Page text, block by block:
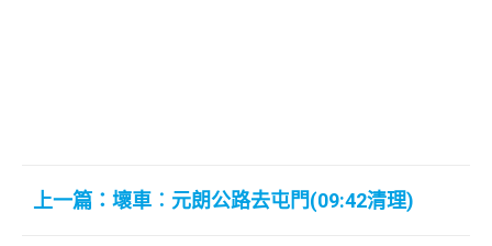
上一篇：壞車︰元朗公路去屯門(09:42清理)